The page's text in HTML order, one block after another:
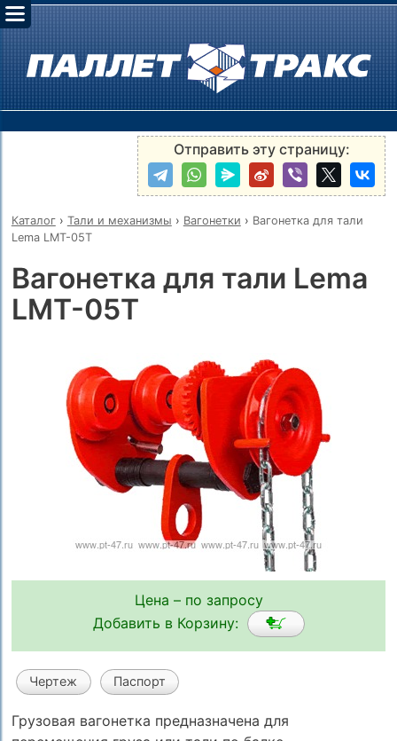
Отправить эту страницу:
Каталог› Тали и механизмы › Вагонетки › Вагонетка для тали
Lema LMT-05T
Вагонетка для тали Lema
LMT-05T
Цена – по запросу
Добавить в Корзину:
Чертеж Паспорт
Грузовая вагонетка предназначена для